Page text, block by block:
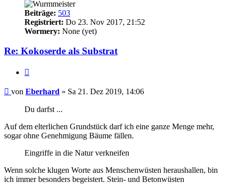
Beiträge: 503
Registriert: Do 23. Nov 2017, 21:52
Wormery: None (yet)
Re: Kokoserde als Substrat
Beitrag
von Eberhard » Sa 21. Dez 2019, 14:06
Du darfst ...
Auf dem elterlichen Grundstück darf ich eine ganze Menge mehr,
sogar ohne Genehmigung Bäume fällen.
Eingriffe in die Natur verkneifen
Wenn solche klugen Worte aus Menschenwüsten heraushallen, bin
ich immer besonders begeistert. Stein- und Betonwüsten